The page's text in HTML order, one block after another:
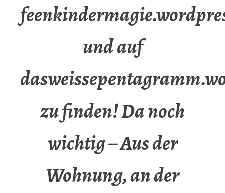
und auf
zu finden! Da noch
wichtig – Aus der
Wohnung, an der